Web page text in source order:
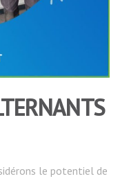
le potentiel de